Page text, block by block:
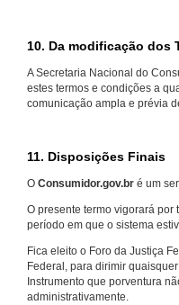
10. Da modificação dos
A Secretaria Nacional do
estes termos e condições a
comunicação ampla e prévia
11. Disposições Finais
O Consumidor.gov.br é um
O presente termo vigorará
período em que o sistema
Fica eleito o Foro da Justiça
Federal, para dirimir
Instrumento que porventura
administrativamente.